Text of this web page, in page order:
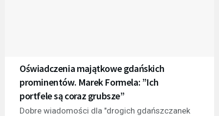
Oświadczenia majątkowe gdańskich
prominentów. Marek Formela: ”Ich
portfele są coraz grubsze”
Dobre wiadomości dla "drogich gdańszczanek